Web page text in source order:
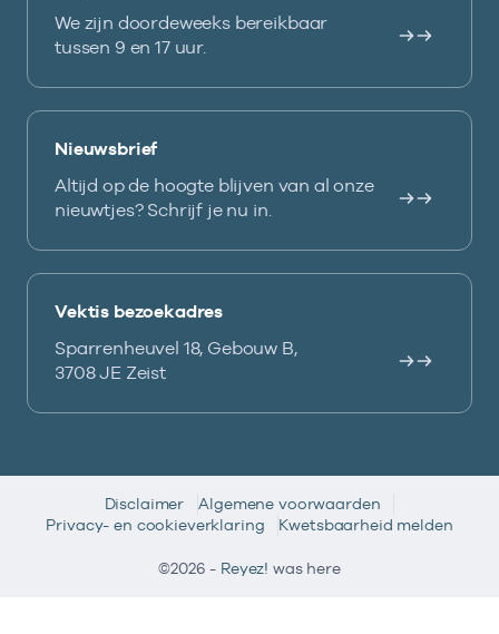
We zijn doordeweeks bereikbaar
tussen 9 en 17 uur.
Nieuwsbrief
Altijd op de hoogte blijven van al onze
nieuwtjes? Schrijf je nu in.
Vektis bezoekadres
Sparrenheuvel 18, Gebouw B,
3708 JE Zeist
Disclaimer
Algemene voorwaarden
Privacy- en cookieverklaring
Kwetsbaarheid melden
©2026 - Reyez! was here